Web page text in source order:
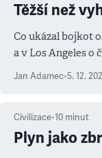
Těžší než
Co ukázal bojkot
a v Los Angeles
Jan Adamec•5. 12.
Civilizace•10 minut
Plyn jako